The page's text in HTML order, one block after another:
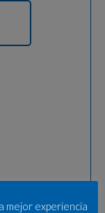
mejor experiencia